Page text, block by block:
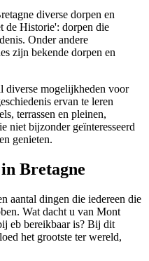
diverse dorpen en
de Historie': dorpen die
Onder andere
zijn bekende dorpen en
diverse mogelijkheden voor
ervan te leren
terrassen en pleinen,
niet bijzonder geïnteresseerd
genieten.
Bretagne
aantal dingen die iedereen die
Wat dacht u van Mont
eb bereikbaar is? Bij dit
het grootste ter wereld,